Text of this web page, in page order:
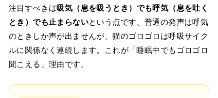
注目すべきは吸気（息を吸うとき）でも呼気（息を吐く
とき）でも止まらないという点です。普通の発声は呼気
のときしか声が出ませんが、猫のゴロゴロは呼吸サイク
ルに関係なく連続します。これが「睡眠中でもゴロゴロ
聞こえる」理由です。